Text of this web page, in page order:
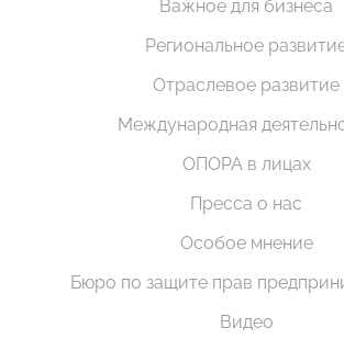
Важное для бизнеса
Региональное
Отраслевое развитие
Международная
ОПОРА в лицах
Пресса о нас
Особое мнение
Бюро по защите прав
Видео